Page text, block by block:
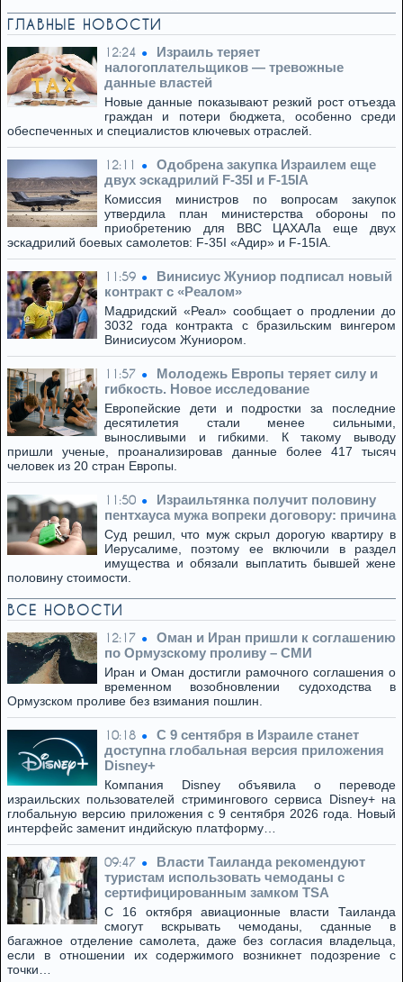
ГЛАВНЫЕ НОВОСТИ
12:24
Израиль теряет
налогоплательщиков — тревожные
данные властей
Новые данные показывают резкий рост отъезда
граждан и потери бюджета, особенно среди
обеспеченных и специалистов ключевых отраслей.
12:11
Одобрена закупка Израилем еще
двух эскадрилий F-35I и F-15IA
Комиссия министров по вопросам закупок
утвердила план министерства обороны по
приобретению для ВВС ЦАХАЛа еще двух
эскадрилий боевых самолетов: F-35I «Адир» и F-15IA.
11:59
Винисиус Жуниор подписал новый
контракт с «Реалом»
Мадридский «Реал» сообщает о продлении до
3032 года контракта с бразильским вингером
Винисиусом Жуниором.
11:57
Молодежь Европы теряет силу и
гибкость. Новое исследование
Европейские дети и подростки за последние
десятилетия стали менее сильными,
выносливыми и гибкими. К такому выводу
пришли ученые, проанализировав данные более 417 тысяч
человек из 20 стран Европы.
11:50
Израильтянка получит половину
пентхауса мужа вопреки договору: причина
Суд решил, что муж скрыл дорогую квартиру в
Иерусалиме, поэтому ее включили в раздел
имущества и обязали выплатить бывшей жене
половину стоимости.
ВСЕ НОВОСТИ
12:17
Оман и Иран пришли к соглашению
по Ормузскому проливу – СМИ
Иран и Оман достигли рамочного соглашения о
временном возобновлении судоходства в
Ормузском проливе без взимания пошлин.
10:18
C 9 сентября в Израиле станет
доступна глобальная версия приложения
Disney+
Компания Disney объявила о переводе
израильских пользователей стримингового сервиса Disney+ на
глобальную версию приложения с 9 сентября 2026 года. Новый
интерфейс заменит индийскую платформу…
09:47
Власти Таиланда рекомендуют
туристам использовать чемоданы с
сертифицированным замком TSA
С 16 октября авиационные власти Таиланда
смогут вскрывать чемоданы, сданные в
багажное отделение самолета, даже без согласия владельца,
если в отношении их содержимого возникнет подозрение с
точки…